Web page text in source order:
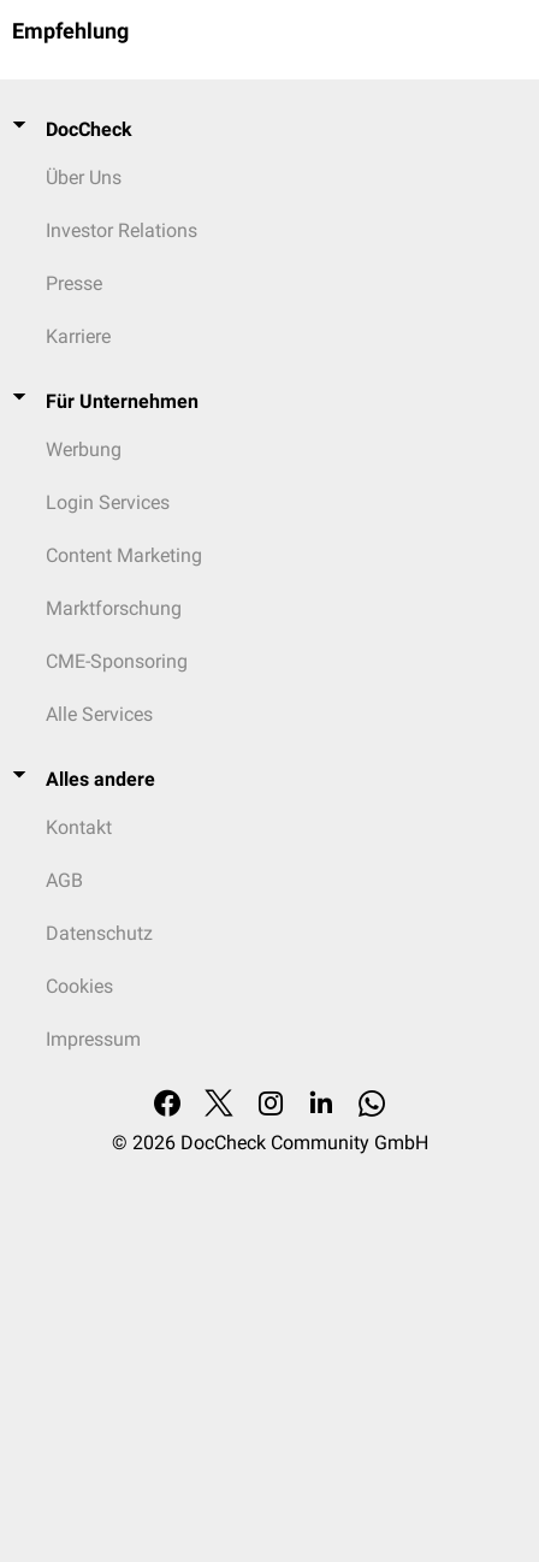
Empfehlung
DocCheck
Über Uns
Investor Relations
Presse
Karriere
Für Unternehmen
Werbung
Login Services
Content Marketing
Marktforschung
CME-Sponsoring
Alle Services
Alles andere
Kontakt
AGB
Datenschutz
Cookies
Impressum
© 2026 DocCheck Community GmbH